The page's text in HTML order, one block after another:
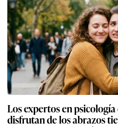
Los expertos en
disfrutan de los abrazos